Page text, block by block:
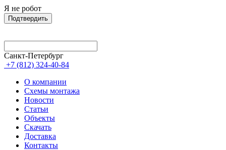
Я не робот
Подтвердить
Санкт-Петербург
+7 (812) 324-40-84
О компании
Схемы монтажа
Новости
Статьи
Объекты
Скачать
Доставка
Контакты